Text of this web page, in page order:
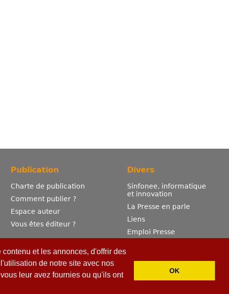
et les annonces, d'offrir des
de notre site avec nos
leur avez fournies ou qu'ils ont
OK
Publication
Charte de publication
Comment publier ?
Espace auteur
Vous êtes éditeur ?
Divers
Sinfonee, informatique
et innovation
La Presse en parle
Liens
Emploi Presse